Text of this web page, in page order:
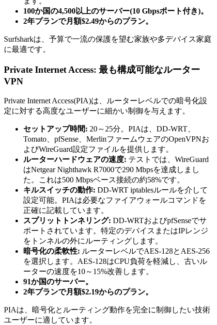
100か国の4,500以上のサーバー(10 Gbpsポート付き)。
2年プランで月額$2.49からのプラン。
Surfsharkは、予算で一流の保護を望む家族や多デバイス家庭
に最適です。
Private Internet Access: 最も構成可能なルーター
VPN
Private Internet Access(PIA)は、ルーターレベルでの暗号化設
定に対する高度なユーザーに細かい制御を与えます。
セットアップ時間: 20～25分。PIAは、DD-WRT、
Tomato、pfSense、MerlinファームウェアのOpenVPNお
よびWireGuard設定ファイルを提供します。
ルーターハードウェアの速度: テストでは、WireGuard
はNetgear Nighthawk R7000で290 Mbpsを達成しまし
た。これは500 Mbpsベース接続の約58%です。
キルスイッチの動作: DD-WRT iptablesルールを介して
設定可能。PIAは必要なファイアウォールコマンドを
正確に記載しています。
スプリットトンネリング: DD-WRTおよびpfSenseでサ
ポートされています。特定のデバイスまたはIPレンジ
をトンネルの外にルーティングします。
暗号化の柔軟性: ルーターレベルでAES-128とAES-256
を選択します。AES-128はCPU負荷を軽減し、古いル
ーターの速度を10～15%改善します。
91か国のサーバー。
2年プランで月額$2.19からのプラン。
PIAは、暗号化とルーティング動作を完全に制御したい技術
ユーザーに適しています。